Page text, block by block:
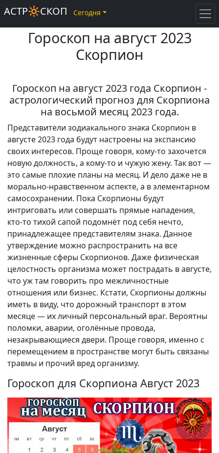
Гороскоп на август 2023
Скорпион
Гороскоп на август 2023 года Скорпион -
астрологический прогноз для Скорпиона
на восьмой месяц 2023 года.
Представители зодиакального знака Скорпион в
августе 2023 года будут настроены на экспансию
своих интересов. Проще говоря, кому-то захочется
новую должность, а кому-то и чужую жену. Так вот —
это самые плохие планы на месяц. И дело даже не в
морально-нравственном аспекте, а в элементарном
самосохранении. Пока Скорпионы будут
интриговать или совершать прямые нападения,
кто-то тихой сапой подомнёт под себя нечто,
принадлежащее представителям знака. Данное
утверждение можно распространить на все
жизненные сферы Скорпионов. Даже физическая
целостность организма может пострадать в августе,
что уж там говорить про межличностные
отношения или бизнес. Кстати, Скорпионы должны
иметь в виду, что дорожный транспорт в этом
месяце — их личный персональный враг. Вероятны
поломки, аварии, оголённые провода,
незакрывающиеся двери. Проще говоря, именно с
перемещением в пространстве могут быть связаны
травмы и прочий вред организму.
Гороскоп для Скорпиона Август 2023
АСТР🔆СКОП Сегодня